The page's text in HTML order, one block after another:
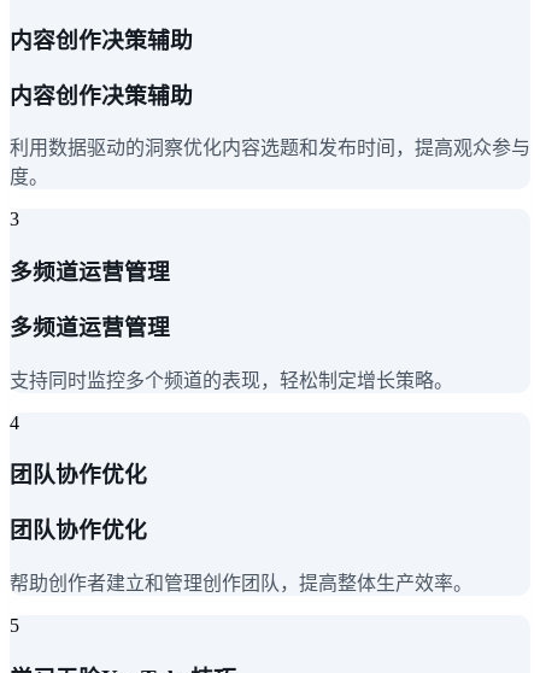
内容创作决策辅助
内容创作决策辅助
利用数据驱动的洞察优化内容选题和发布时间，提高观众参与
度。
3
多频道运营管理
多频道运营管理
支持同时监控多个频道的表现，轻松制定增长策略。
4
团队协作优化
团队协作优化
帮助创作者建立和管理创作团队，提高整体生产效率。
5